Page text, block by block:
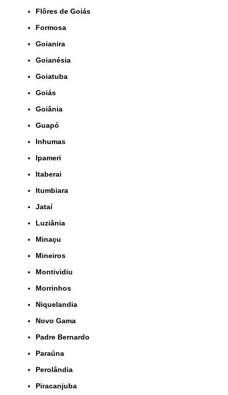
Flôres de Goiás
Formosa
Goianira
Goianésia
Goiatuba
Goiás
Goiânia
Guapó
Inhumas
Ipameri
Itaberai
Itumbiara
Jataí
Luziânia
Minaçu
Mineiros
Montividiu
Morrinhos
Niquelandia
Novo Gama
Padre Bernardo
Paraúna
Perolândia
Piracanjuba